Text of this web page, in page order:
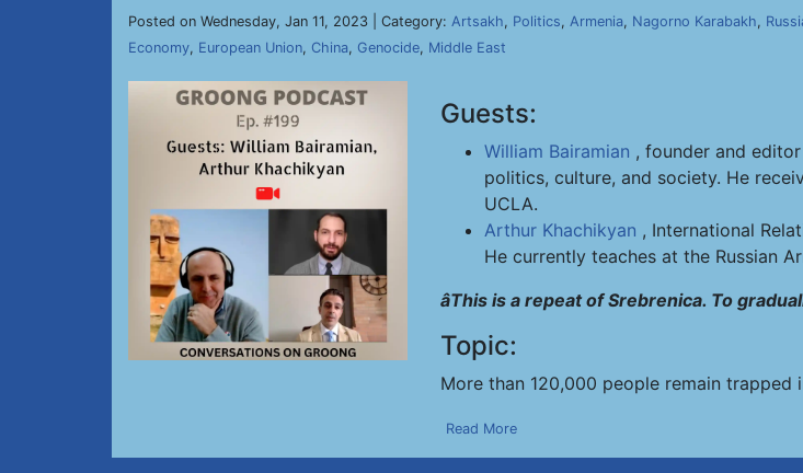
Posted on Wednesday, Jan 11, 2023 | Category: Artsakh, Politics, Armenia, Nagorno Karabakh,
Economy, European Union, China, Genocide, Middle East
Guests:
William Bairamian , founder and
politics, culture, and society. He
UCLA.
Arthur Khachikyan , International
He currently teaches at the Russian
âThis is a repeat of Srebrenica. To
Topic:
More than 120,000 people remain
Read More